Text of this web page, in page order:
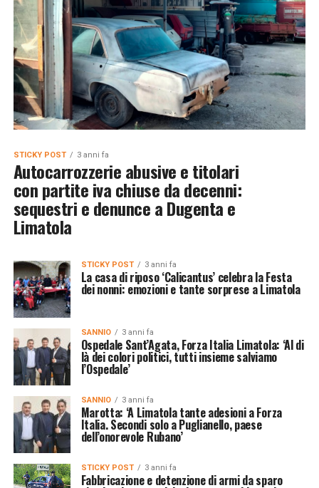
STICKY POST 3 anni fa
Autocarrozzerie abusive e titolari
con partite iva chiuse da decenni:
sequestri e denunce a Dugenta e
Limatola
STICKY POST 3 anni fa
La casa di riposo ‘Calicantus’ celebra la Festa
dei nonni: emozioni e tante sorprese a Limatola
SANNIO 3 anni fa
Ospedale Sant’Agata, Forza Italia Limatola: ‘Al di
là dei colori politici, tutti insieme salviamo
l’Ospedale’
SANNIO 3 anni fa
Marotta: ‘A Limatola tante adesioni a Forza
Italia. Secondi solo a Puglianello, paese
dell’onorevole Rubano’
STICKY POST 3 anni fa
Fabbricazione e detenzione di armi da sparo